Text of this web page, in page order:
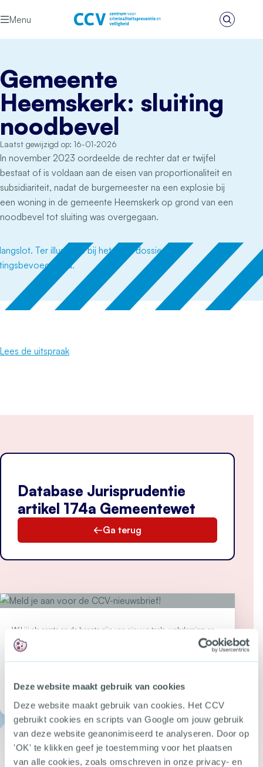
Deze website maakt gebruik van cookies
Deze website maakt gebruik van cookies. Het CCV
gebruikt cookies en scripts van Google om jouw gebruik
van deze website geanonimiseerd te analyseren. Door op
'OK' te klikken geef je toestemming voor het plaatsen
van alle cookies, zoals omschreven in onze privacy- en
Menu
Zoeken
Gemeente
Heemskerk: sluiting
noodbevel
Laatst gewijzigd op: 16-01-2026
In november 2023 oordeelde de rechter dat er twijfel
bestaat of is voldaan aan de eisen van proportionaliteit en
subsidiariteit, nadat de burgemeester na een explosie bij
een woning in de gemeente Heemskerk op grond van een
noodbevel tot sluiting was overgegaan.
Lees de uitspraak
Database Jurisprudentie
artikel 174a Gemeentewet
Ga terug
Wil jij als eerste op de hoogte zijn van nieuwe tools, webdossiers en
bijeenkomsten over criminaliteitspreventie?
Meld je aan voor de CCV-
Open Meld